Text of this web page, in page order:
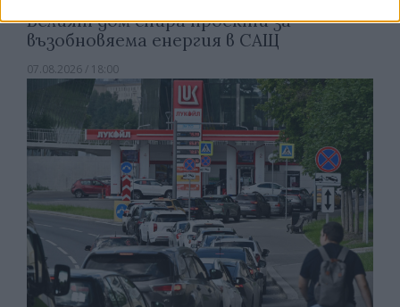
Белият дом спира проекти за
възобновяема енергия в САЩ
07.08.2026 / 18:00